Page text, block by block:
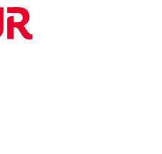
OFERTE DE NERATAT